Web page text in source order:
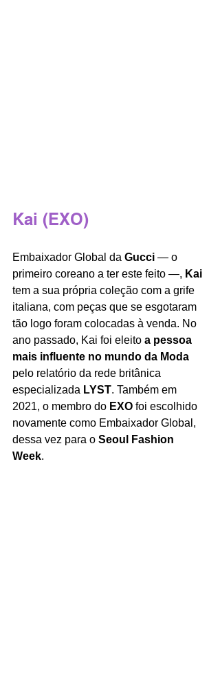
Kai (EXO)
Embaixador Global da Gucci — o
primeiro coreano a ter este feito —, Kai
tem a sua própria coleção com a grife
italiana, com peças que se esgotaram
tão logo foram colocadas à venda. No
ano passado, Kai foi eleito a pessoa
mais influente no mundo da Moda
pelo relatório da rede britânica
especializada LYST. Também em
2021, o membro do EXO foi escolhido
novamente como Embaixador Global,
dessa vez para o Seoul Fashion
Week.